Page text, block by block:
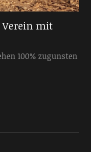
Verein mit
100% zugunsten